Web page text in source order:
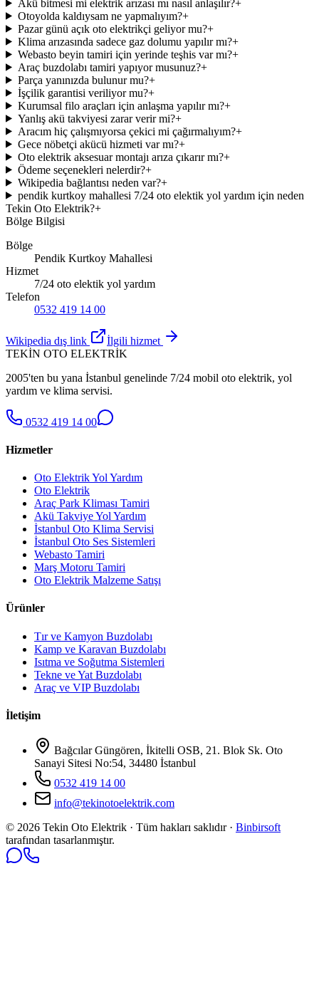
Akü bitmesi mi elektrik arızası mı nasıl anlaşılır?+
Otoyolda kaldıysam ne yapmalıyım?+
Pazar günü açık oto elektrikçi geliyor mu?+
Klima arızasında sadece gaz dolumu yapılır mı?+
Webasto beyin tamiri için yerinde teşhis var mı?+
Araç buzdolabı tamiri yapıyor musunuz?+
Parça yanınızda bulunur mu?+
İşçilik garantisi veriliyor mu?+
Kurumsal filo araçları için anlaşma yapılır mı?+
Yanlış akü takviyesi zarar verir mi?+
Aracım hiç çalışmıyorsa çekici mi çağırmalıyım?+
Gece nöbetçi akücü hizmeti var mı?+
Oto elektrik aksesuar montajı arıza çıkarır mı?+
Ödeme seçenekleri nelerdir?+
Wikipedia bağlantısı neden var?+
pendik kurtkoy mahallesi 7/24 oto elektik yol yardım için neden
Tekin Oto Elektrik?+
Bölge Bilgisi
Bölge
Pendik Kurtkoy Mahallesi
Hizmet
7/24 oto elektik yol yardım
Telefon
0532 419 14 00
Wikipedia dış link
İlgili hizmet
TEKİN OTO ELEKTRİK
2005'ten bu yana İstanbul genelinde 7/24 mobil oto elektrik, yol
yardım ve klima servisi.
0532 419 14 00
Hizmetler
Oto Elektrik Yol Yardım
Oto Elektrik
Araç Park Kliması Tamiri
Akü Takviye Yol Yardım
İstanbul Oto Klima Servisi
İstanbul Oto Ses Sistemleri
Webasto Tamiri
Marş Motoru Tamiri
Oto Elektrik Malzeme Satışı
Ürünler
Tır ve Kamyon Buzdolabı
Kamp ve Karavan Buzdolabı
Isıtma ve Soğutma Sistemleri
Tekne ve Yat Buzdolabı
Araç ve VIP Buzdolabı
İletişim
Bağcılar Güngören, İkitelli OSB, 21. Blok Sk. Oto
Sanayi Sitesi No:54, 34480 İstanbul
0532 419 14 00
info@tekinotoelektrik.com
© 2026 Tekin Oto Elektrik · Tüm hakları saklıdır · Binbirsoft
tarafından tasarlanmıştır.